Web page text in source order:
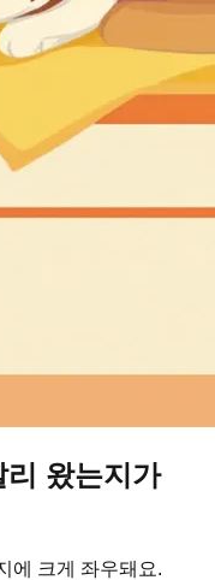
왔는지가
에 크게 좌우돼요.